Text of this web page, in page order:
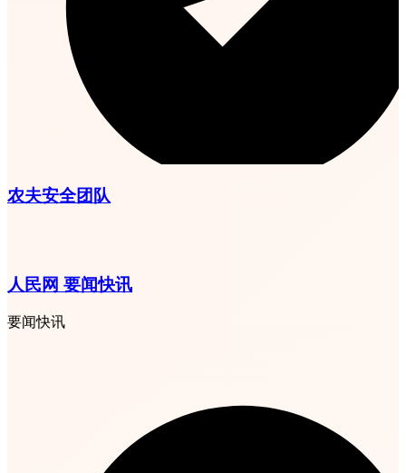
农夫安全团队
人民网 要闻快讯
要闻快讯